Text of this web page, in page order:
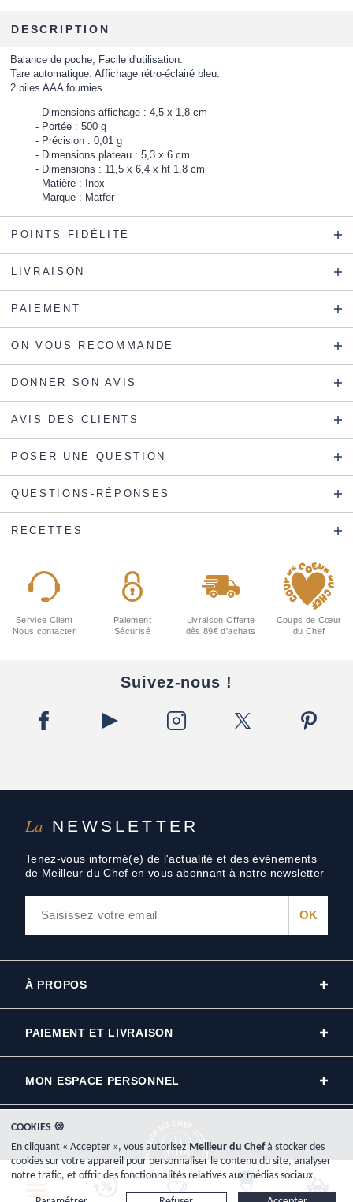
DESCRIPTION
Balance de poche, Facile d'utilisation.
Tare automatique. Affichage rétro-éclairé bleu.
2 piles AAA fournies.
Dimensions affichage : 4,5 x 1,8 cm
Portée : 500 g
Précision : 0,01 g
Dimensions plateau : 5,3 x 6 cm
Dimensions : 11,5 x 6,4 x ht 1,8 cm
Matière : Inox
Marque : Matfer
POINTS FIDÉLITÉ
LIVRAISON
PAIEMENT
ON VOUS RECOMMANDE
DONNER SON AVIS
AVIS DES CLIENTS
POSER UNE QUESTION
QUESTIONS-RÉPONSES
RECETTES
La NEWSLETTER
Tenez-vous informé(e) de l'actualité et des événements
de Meilleur du Chef en vous abonnant à notre newsletter
Service Client
Nous contacter
Paiement
Sécurisé
Livraison Offerte
dès 89€ d'achats
Coups de Cœur
du Chef
Suivez-nous !
À PROPOS
PAIEMENT ET LIVRAISON
MON ESPACE PERSONNEL
Copyright © 2000-2026, www.meilleurduchef.com - Tous droits réservés.
COOKIES 🍪
En cliquant « Accepter », vous autorisez Meilleur du Chefà stocker des
cookies sur votre appareil pour personnaliser le contenu du site, analyser
notre trafic, et offrir des fonctionnalités relatives aux médias sociaux.